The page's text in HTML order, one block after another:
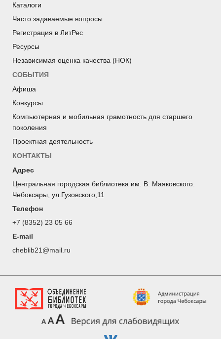
Каталоги
Часто задаваемые вопросы
Регистрация в ЛитРес
Ресурсы
Независимая оценка качества (НОК)
СОБЫТИЯ
Афиша
Конкурсы
Компьютерная и мобильная грамотность для старшего
поколения
Проектная деятельность
КОНТАКТЫ
Адрес
Центральная городская библиотека им. В. Маяковского.
Чебоксары, ул.Гузовского,11
Телефон
+7 (8352) 23 05 66
E-mail
cheblib21@mail.ru